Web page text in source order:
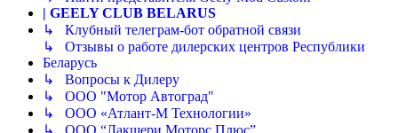
| GEELY CLUB BELARUS
↳ Клубный телеграм-бот обратной связи
↳ Отзывы о работе дилерских центров Республики
Беларусь
↳ Вопросы к Дилеру
↳ ООО "Мотор Автоград"
↳ ООО «Атлант-М Технологии»
↳ ООО “Лакшери Моторс Плюс”